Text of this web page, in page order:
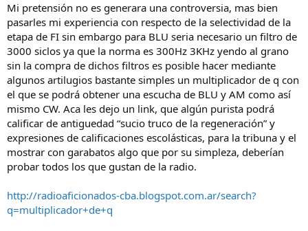
Mi pretensión no es generara una controversia, mas bien
pasarles mi experiencia con respecto de la selectividad de la
etapa de FI sin embargo para BLU seria necesario un filtro de
3000 siclos ya que la norma es 300Hz 3KHz yendo al grano
sin la compra de dichos filtros es posible hacer mediante
algunos artilugios bastante simples un multiplicador de q con
el que se podrá obtener una escucha de BLU y AM como así
mismo CW. Aca les dejo un link, que algún purista podrá
calificar de antiguedad “sucio truco de la regeneración” y
expresiones de calificaciones escolásticas, para la tribuna y el
mostrar con garabatos algo que por su simpleza, deberían
probar todos los que gustan de la radio.
http://radioaficionados-cba.blogspot.com.ar/search?
q=multiplicador+de+q